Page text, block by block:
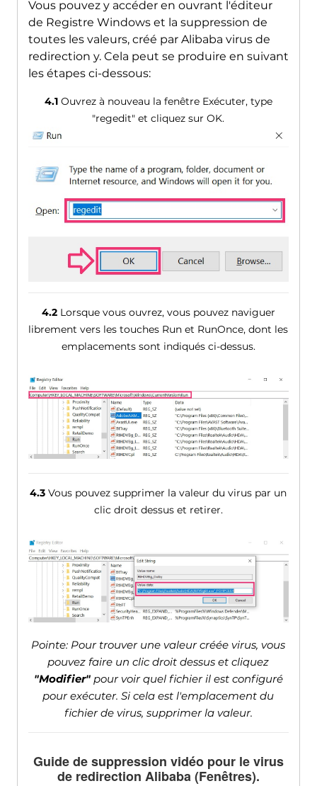
Vous pouvez y accéder en ouvrant l'éditeur
de Registre Windows et la suppression de
toutes les valeurs, créé par Alibaba virus de
redirection y. Cela peut se produire en suivant
les étapes ci-dessous:
4.1Ouvrez à nouveau la fenêtre Exécuter, type
"regedit" et cliquez sur OK.
4.2Lorsque vous ouvrez, vous pouvez naviguer
librement vers les touches Run et RunOnce, dont les
emplacements sont indiqués ci-dessus.
4.3 Vous pouvez supprimer la valeur du virus par un
clic droit dessus et retirer.
Pointe: Pour trouver une valeur créée virus, vous
pouvez faire un clic droit dessus et cliquez
"Modifier"pour voir quel fichier il est configuré
pour exécuter. Si cela est l'emplacement du
fichier de virus, supprimer la valeur.
Guide de suppression vidéo pour le virus
de redirection Alibaba (Fenêtres).